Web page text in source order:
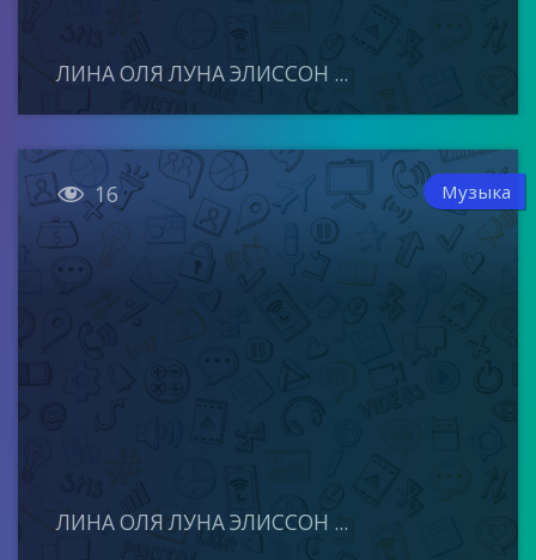
ЛИНА ОЛЯ ЛУНА ЭЛИССОН ...
 16 Музыка
ЛИНА ОЛЯ ЛУНА ЭЛИССОН ...